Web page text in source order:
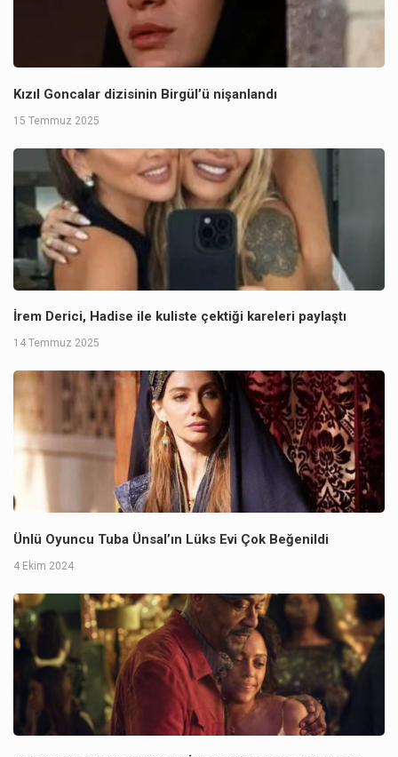
Kızıl Goncalar dizisinin Birgül’ü nişanlandı
15 Temmuz 2025
İrem Derici, Hadise ile kuliste çektiği kareleri paylaştı
14 Temmuz 2025
Ünlü Oyuncu Tuba Ünsal’ın Lüks Evi Çok Beğenildi
4 Ekim 2024